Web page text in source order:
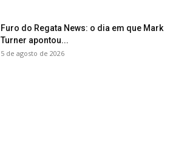
Furo do Regata News: o dia em que Mark
Turner apontou...
5 de agosto de 2026